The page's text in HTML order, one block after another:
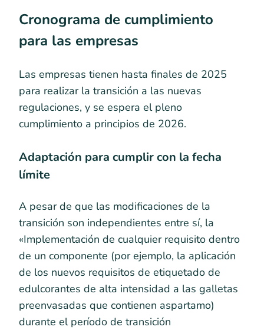
Cronograma de cumplimiento
para las empresas
Las empresas tienen hasta finales de 2025
para realizar la transición a las nuevas
regulaciones, y se espera el pleno
cumplimiento a principios de 2026.
Adaptación para cumplir con la fecha
límite
A pesar de que las modificaciones de la
transición son independientes entre sí, la
«Implementación de cualquier requisito dentro
de un componente (por ejemplo, la aplicación
de los nuevos requisitos de etiquetado de
edulcorantes de alta intensidad a las galletas
preenvasadas que contienen aspartamo)
durante el período de transición